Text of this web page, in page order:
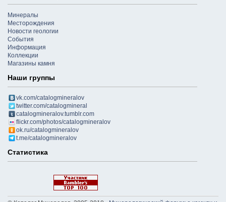
Минералы
Месторождения
Новости геологии
События
Информация
Коллекции
Магазины камня
Наши группы
vk.com/catalogmineralov
twitter.com/catalogmineral
catalogmineralov.tumblr.com
flickr.com/photos/catalogmineralov
ok.ru/catalogmineralov
t.me/catalogmineralov
Статистика